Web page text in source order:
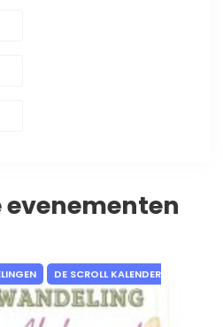
evenementen
DE SCROLL KALENDER